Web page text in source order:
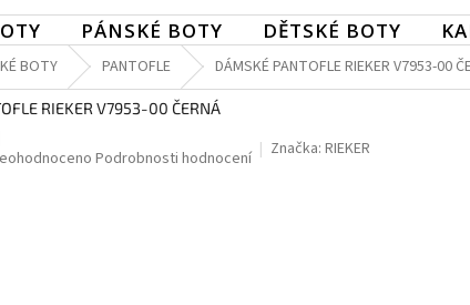
PÁNSKÉ BOTY DĚTSKÉ BOTY
BOTY PANTOFLE DÁMSKÉ PANTOFLE RIEKER V7953-00
RIEKER V7953-00 ČERNÁ
Podrobnosti hodnocení Značka: RIEKER